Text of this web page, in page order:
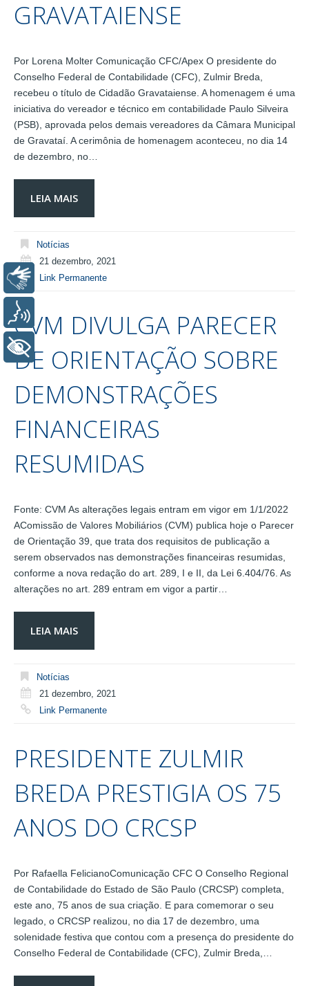
GRAVATAIENSE
Por Lorena Molter Comunicação CFC/Apex O presidente do
Conselho Federal de Contabilidade (CFC), Zulmir Breda,
recebeu o título de Cidadão Gravataiense. A homenagem é uma
iniciativa do vereador e técnico em contabilidade Paulo Silveira
(PSB), aprovada pelos demais vereadores da Câmara Municipal
de Gravataí. A cerimônia de homenagem aconteceu, no dia 14
de dezembro, no…
LEIA MAIS
Notícias
21 dezembro, 2021
Link Permanente
CVM DIVULGA PARECER
DE ORIENTAÇÃO SOBRE
DEMONSTRAÇÕES
FINANCEIRAS
RESUMIDAS
Fonte: CVM As alterações legais entram em vigor em 1/1/2022
AComissão de Valores Mobiliários (CVM) publica hoje o Parecer
de Orientação 39, que trata dos requisitos de publicação a
serem observados nas demonstrações financeiras resumidas,
conforme a nova redação do art. 289, I e II, da Lei 6.404/76. As
alterações no art. 289 entram em vigor a partir…
LEIA MAIS
Notícias
21 dezembro, 2021
Link Permanente
PRESIDENTE ZULMIR
BREDA PRESTIGIA OS 75
ANOS DO CRCSP
Por Rafaella FelicianoComunicação CFC O Conselho Regional
de Contabilidade do Estado de São Paulo (CRCSP) completa,
este ano, 75 anos de sua criação. E para comemorar o seu
legado, o CRCSP realizou, no dia 17 de dezembro, uma
solenidade festiva que contou com a presença do presidente do
Conselho Federal de Contabilidade (CFC), Zulmir Breda,…
Libras